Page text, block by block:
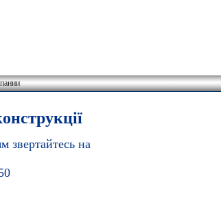
звертайтесь на